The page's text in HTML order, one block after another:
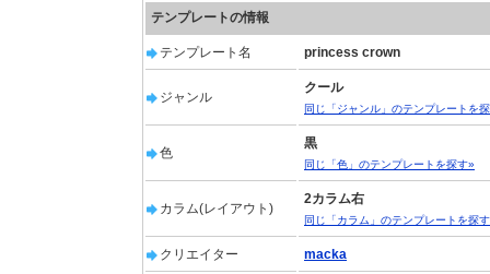
テンプレートの情報
テンプレート名 princess crown
ジャンル
クール
同じ「ジャンル」のテンプレートを
色
黒
同じ「色」のテンプレートを探す»
カラム(レイアウト)
2カラム右
同じ「カラム」のテンプレートを探
クリエイター macka